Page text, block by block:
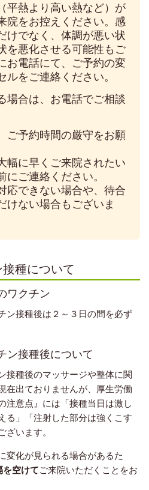
平熱より高い熱など）が
院をお控えください。感
けでなく、体調が悪い状
を悪化させる可能性もご
お電話にて、ご予約の変
ルをご連絡ください。
場合は、お電話でご相談
ご予約時間の厳守をお願
幅に早くご来院されたい
ご連絡ください。
応できない場合や、待合
けない場合もございま
種について
ワクチン
ン接種後は２～３日の間を必ず
ン接種後について
接種後のマッサージや整体に関
在出ておりませんが、厚生労働
意点』には「接種当日は激し
る」「注射した部分は強くこす
ざいます。
変化が見られる場合があるた
空けて ご来院いただくことをお